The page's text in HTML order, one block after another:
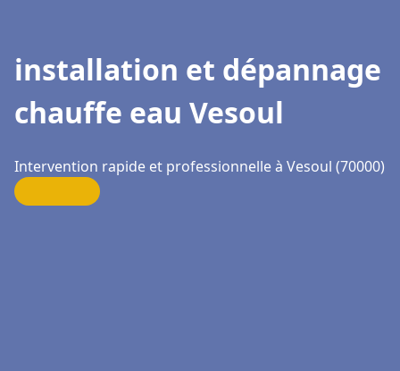
installation et dépannage
chauffe eau Vesoul
Intervention rapide et professionnelle à Vesoul (70000)